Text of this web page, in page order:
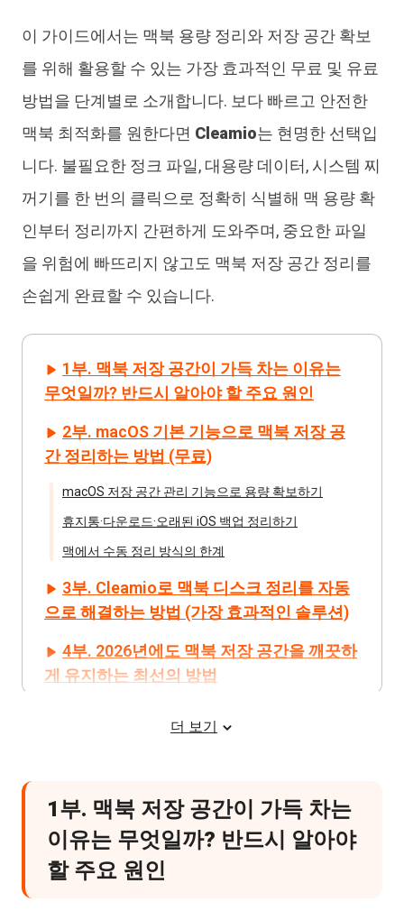
이 가이드에서는 맥북 용량 정리와 저장 공간 확보
를 위해 활용할 수 있는 가장 효과적인 무료 및 유료
방법을 단계별로 소개합니다. 보다 빠르고 안전한
맥북 최적화를 원한다면 Cleamio는 현명한 선택입
니다. 불필요한 정크 파일, 대용량 데이터, 시스템 찌
꺼기를 한 번의 클릭으로 정확히 식별해 맥 용량 확
인부터 정리까지 간편하게 도와주며, 중요한 파일
을 위험에 빠뜨리지 않고도 맥북 저장 공간 정리를
손쉽게 완료할 수 있습니다.
1부. 맥북 저장 공간이 가득 차는 이유는
무엇일까? 반드시 알아야 할 주요 원인
2부. macOS 기본 기능으로 맥북 저장 공
간 정리하는 방법 (무료)
macOS 저장 공간 관리 기능으로 용량 확보하기
휴지통·다운로드·오래된 iOS 백업 정리하기
맥에서 수동 정리 방식의 한계
3부. Cleamio로 맥북 디스크 정리를 자동
으로 해결하는 방법 (가장 효과적인 솔루션)
4부. 2026년에도 맥북 저장 공간을 깨끗하
게 유지하는 최선의 방법
더 보기
1부. 맥북 저장 공간이 가득 차는
이유는 무엇일까? 반드시 알아야
할 주요 원인